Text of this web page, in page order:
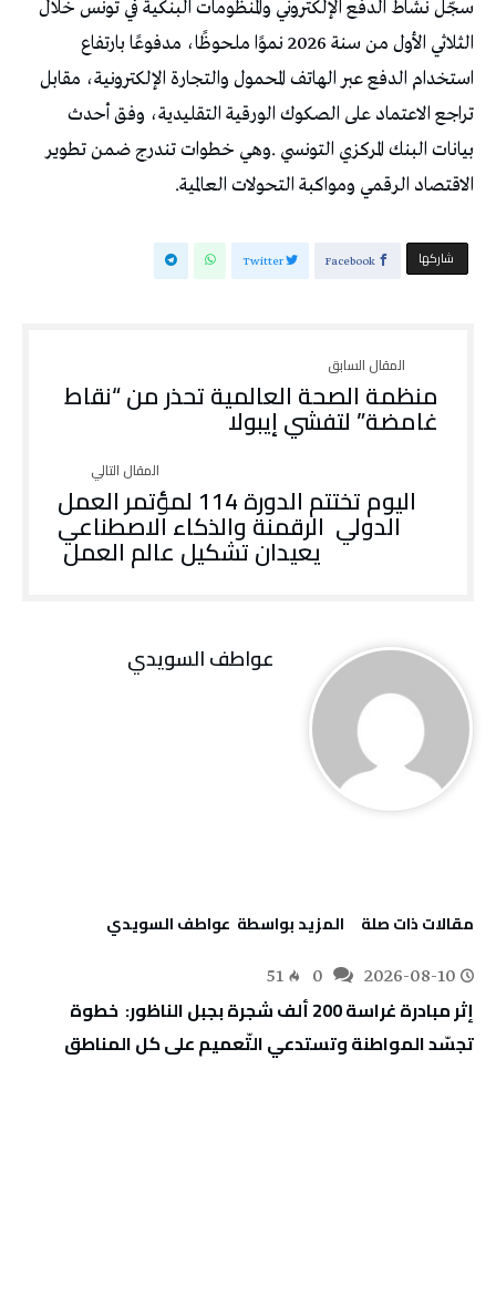
‬الاقتصاد‭ ‬الرقمي‭ ‬ومواكبة‭ ‬التحولات‭ ‬العالمية‭. ‬
‫‫ شاركها‬ Facebook
Twitter
منظمة الصحة العالمية تحذر من “نقاط
غامضة” لتفشي إيبولا
‬يعيدان‭ ‬تشكيل‭ ‬عالم‭ ‬العمل‭ ‬
عواطف‭ ‬السويدي
‫مقالات ذات صلة‬ ‫‫المزيد بواسطة‬ ‬ عواطف‭ ‬السويدي
2026-08-10
51
‬تجسّد‭ ‬المواطنة‭ ‬وتستدعي‭ ‬التّعميم‭ ‬على‭ ‬كل‭ ‬المناطق‭ ‬